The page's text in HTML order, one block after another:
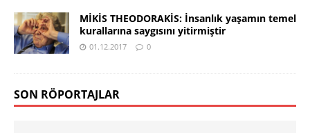
MİKİS THEODORAKİS: İnsanlık yaşamın temel
kurallarına saygısını yitirmiştir
01.12.2017 0
SON RÖPORTAJLAR